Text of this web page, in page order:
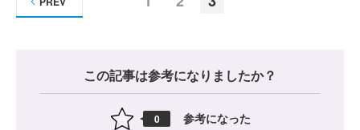
この記事は参考になりましたか？
0 参考になった